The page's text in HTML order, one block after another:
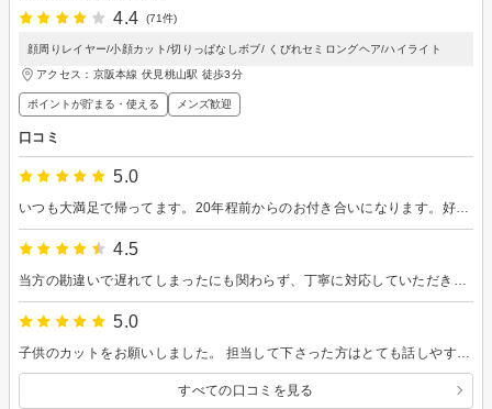
4.4
(71件)
顔周りレイヤー/小顔カット/切りっぱなしボブ/ くびれセミロングヘア/ハイライト
アクセス：京阪本線 伏見桃山駅 徒歩3分
ポイントが貯まる・使える メンズ歓迎
口コミ
5.0
いつも大満足で帰ってます。20年程前からのお付き合いになります。好みもしっかり理解して下さって安心しています。
4.5
5.0
子供のカットをお願いしました。 担当して下さった方はとても話しやすく、希望通りの髪型にしてもらえて喜んでいました。 ありがとうございました。
すべての口コミを見る